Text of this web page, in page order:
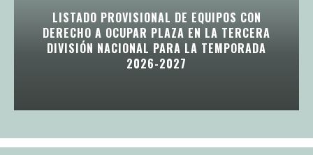
LISTADO PROVISIONAL DE EQUIPOS CON
DERECHO A OCUPAR PLAZA EN LA TERCERA
DIVISIÓN NACIONAL PARA LA TEMPORADA
2026-2027